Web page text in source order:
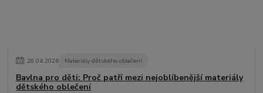
28.04.2026 Materiály dětského oblečení
Bavlna pro děti: Proč patří mezi nejoblíbenější materiály
dětského oblečení